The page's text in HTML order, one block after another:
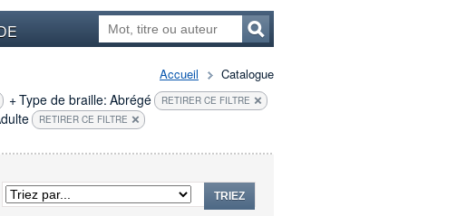
Accueil Catalogue
+Type de braille: Abrégé RETIRER CE FILTRE
RETIRER CE FILTRE
TRIEZ